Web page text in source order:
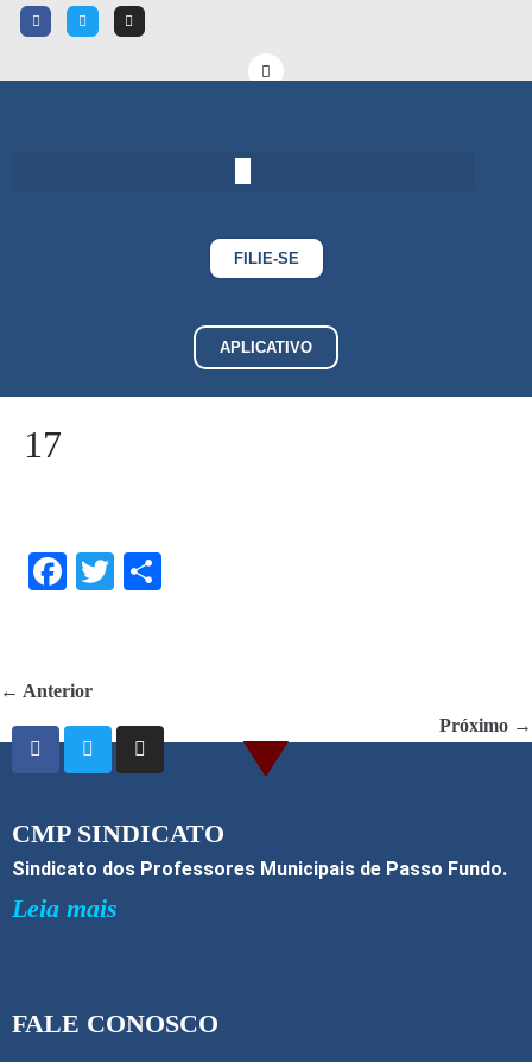
FILIE-SE
APLICATIVO
17
F
b
o
o
T
← Anterior
Próximo →
CMP SINDICATO
Sindicato dos Professores Municipais de Passo Fundo.
Leia mais
FALE CONOSCO